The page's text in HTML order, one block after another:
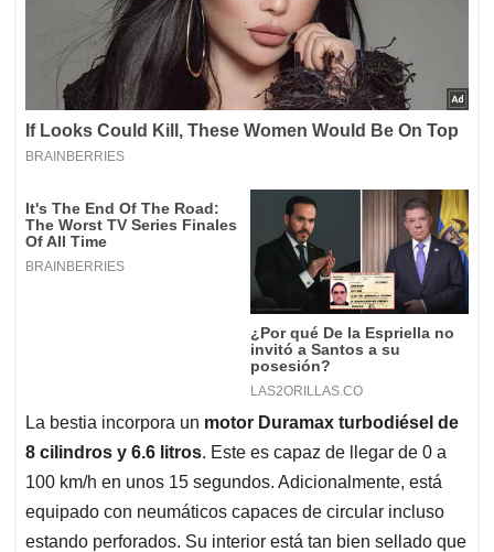
La bestia incorpora un motor Duramax turbodiésel de
8 cilindros y 6.6 litros. Este es capaz de llegar de 0 a
100 km/h en unos 15 segundos. Adicionalmente, está
equipado con neumáticos capaces de circular incluso
estando perforados. Su interior está tan bien sellado que